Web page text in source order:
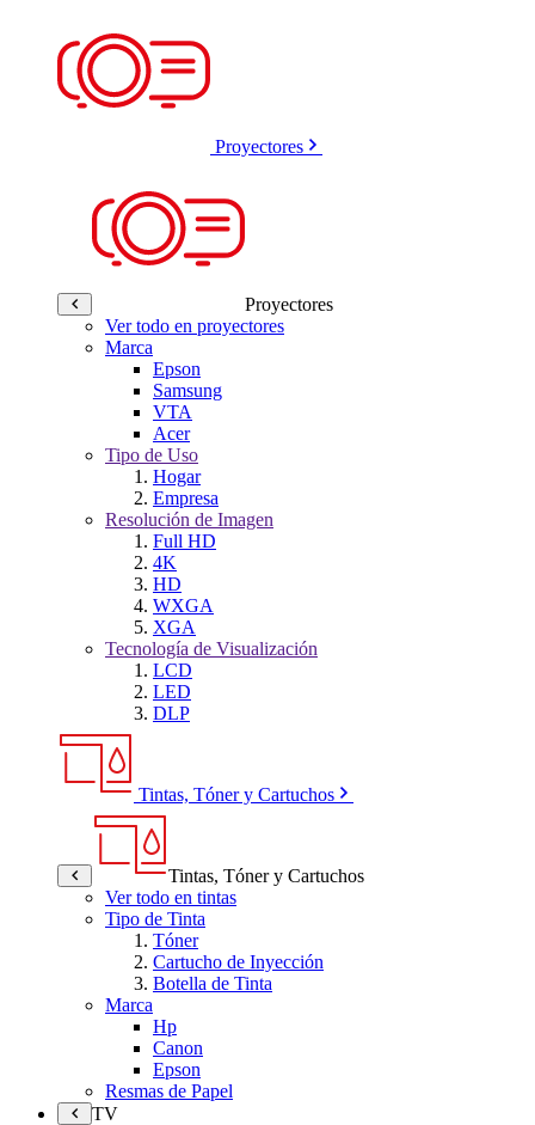
Proyectores
Proyectores
Ver todo en proyectores
Marca
Epson
Samsung
VTA
Acer
Tipo de Uso
Hogar
Empresa
Resolución de Imagen
Full HD
4K
HD
WXGA
XGA
Tecnología de Visualización
LCD
LED
DLP
Tintas, Tóner y Cartuchos
Tintas, Tóner y Cartuchos
Ver todo en tintas
Tipo de Tinta
Tóner
Cartucho de Inyección
Botella de Tinta
Marca
Hp
Canon
Epson
Resmas de Papel
TV